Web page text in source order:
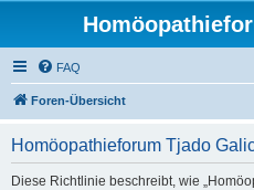
FAQ
Foren-Übersicht
Homöopathieforum Tjado
Diese Richtlinie beschreibt, wie